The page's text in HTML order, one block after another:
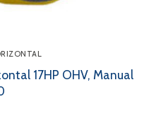
17HP OHV, Manual